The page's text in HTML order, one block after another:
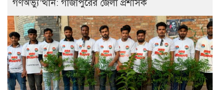
গণঅভ্যু’ত্থান: গাজীপুরের জেলা প্রশাসক